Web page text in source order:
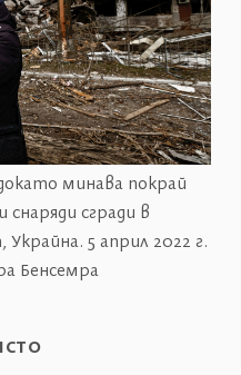
минава покрай
сгради в
Украйна. 5 април 2022 г.
Бенсемра